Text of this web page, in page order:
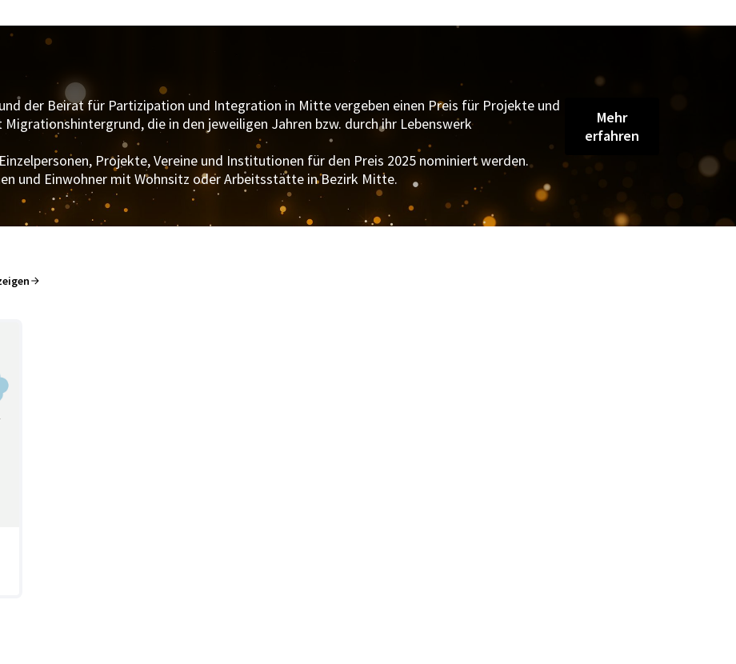
der Beirat für Partizipation und Integration in Mitte vergeben einen Preis für Projekte und
die in den jeweiligen Jahren bzw. durch ihr Lebenswerk
Projekte, Vereine und Institutionen für den Preis 2025 nominiert werden.
und Einwohner mit Wohnsitz oder Arbeitsstätte in Bezirk Mitte.
Mehr
erfahren